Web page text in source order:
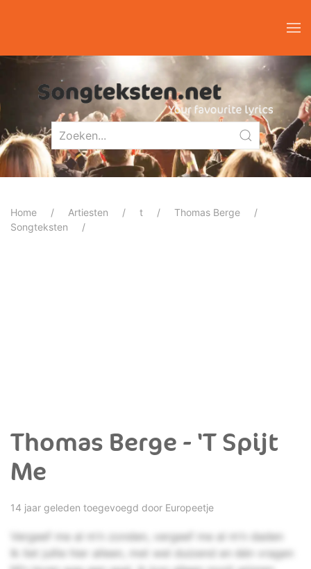
Home Artiesten t
Thomas Berge
Songteksten
Thomas Berge - 'T Spijt
Me
14 jaar geleden toegevoegd door Europeetje
Vergeef me al m’n zonden, vergeef me al m’n daden
Ik liet jullie hier alleen, met wel duizend en één vragen